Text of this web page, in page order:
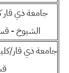
جامعة ذي قار
الشيوخ -
جامعة ذي قار/